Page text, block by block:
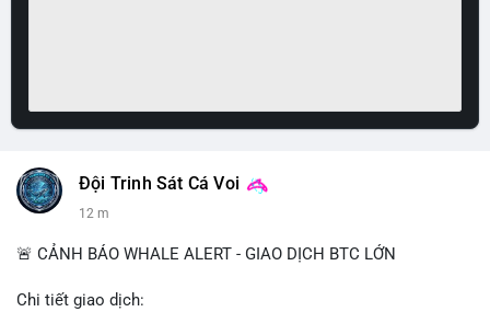
Đội Trinh Sát Cá Voi
12 m
🚨 CẢNH BÁO WHALE ALERT - GIAO DỊCH BTC LỚN
Chi tiết giao dịch: